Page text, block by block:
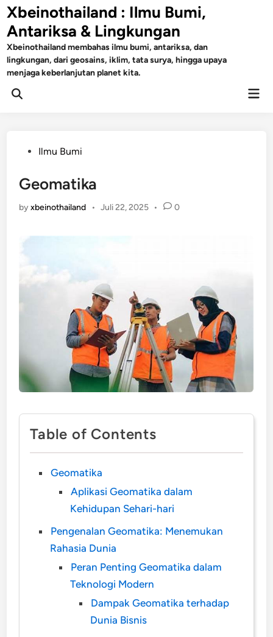
Skip
to
content
Xbeinothailand : Ilmu Bumi,
Antariksa & Lingkungan
Xbeinothailand membahas ilmu bumi, antariksa, dan
lingkungan, dari geosains, iklim, tata surya, hingga upaya
menjaga keberlanjutan planet kita.
Open
PostedIlmu Bumi
Geomatika
byxbeinothailand • Juli 22, 2025 • 0
Table of Contents
Geomatika
Aplikasi Geomatika dalam
Kehidupan Sehari-hari
Pengenalan Geomatika: Menemukan
Rahasia Dunia
Peran Penting Geomatika dalam
Teknologi Modern
Dampak Geomatika terhadap
Dunia Bisnis